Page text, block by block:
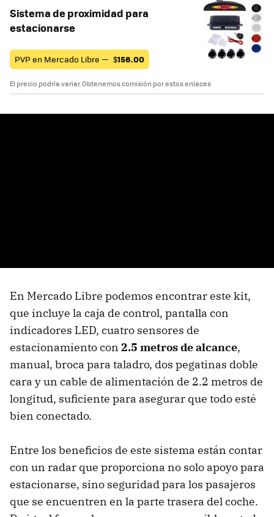
Sistema de proximidad para
estacionarse
PVP en Mercado Libre — $156.00
El precio podría variar. Obtenemos comisión por estos enlaces
En Mercado Libre podemos encontrar este kit,
que incluye la caja de control, pantalla con
indicadores LED, cuatro sensores de
estacionamiento con 2.5 metros de alcance,
manual, broca para taladro, dos pegatinas doble
cara y un cable de alimentación de 2.2 metros de
longitud, suficiente para asegurar que todo esté
bien conectado.
Entre los beneficios de este sistema están contar
con un radar que proporciona no solo apoyo para
estacionarse, sino seguridad para los pasajeros
que se encuentren en la parte trasera del coche.